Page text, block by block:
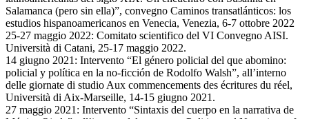
Salamanca (pero sin ella)”, convegno Caminos transatlánticos: los
estudios hispanoamericanos en Venecia, Venezia, 6-7 ottobre 2022
25-27 maggio 2022: Comitato scientifico del VI Convegno AISI.
Università di Catani, 25-17 maggio 2022.
14 giugno 2021: Intervento “El género policial del que abomino:
policial y política en la no-ficción de Rodolfo Walsh”, all’interno
delle giornate di studio Aux commencements des écritures du réel,
Università di Aix-Marseille, 14-15 giugno 2021.
27 maggio 2021: Intervento “Sintaxis del cuerpo en la narrativa de